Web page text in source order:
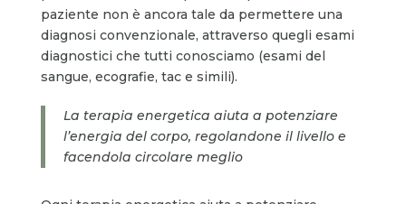
paziente non è ancora tale da permettere una
diagnosi convenzionale, attraverso quegli esami
diagnostici che tutti conosciamo (esami del
sangue, ecografie, tac e simili).
La terapia energetica aiuta a potenziare
l’energia del corpo, regolandone il livello e
facendola circolare meglio